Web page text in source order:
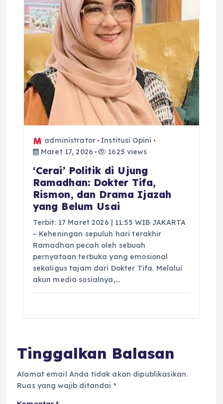
administrator
Institusi Opini
Maret 17, 2026
1625 views
‘Cerai’ Politik di Ujung
Ramadhan: Dokter Tifa,
Rismon, dan Drama Ijazah
yang Belum Usai
Terbit: 17 Maret 2026 | 11:55 WIB JAKARTA
– Keheningan sepuluh hari terakhir
Ramadhan pecah oleh sebuah
pernyataan terbuka yang emosional
sekaligus tajam dari Dokter Tifa. Melalui
akun media sosialnya,…
Tinggalkan Balasan
Alamat email Anda tidak akan dipublikasikan.
Ruas yang wajib ditandai *